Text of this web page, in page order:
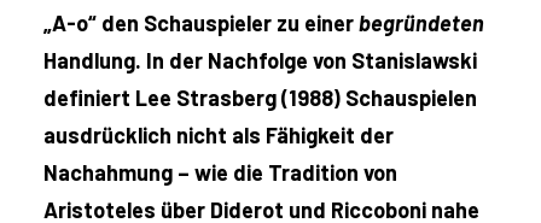
„A-o“ den Schauspieler zu einerbegründeten
Handlung. In der Nachfolge von Stanislawski
definiert Lee Strasberg (1988) Schauspielen
ausdrücklich nicht als Fähigkeit der
Nachahmung – wie die Tradition von
Aristoteles über Diderot und Riccoboni nahe